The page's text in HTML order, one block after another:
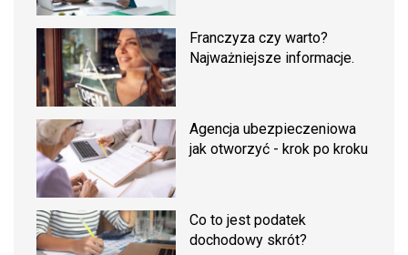
Franczyza czy warto?
Najważniejsze informacje.
Agencja ubezpieczeniowa
jak otworzyć - krok po kroku
Co to jest podatek
dochodowy skrót?